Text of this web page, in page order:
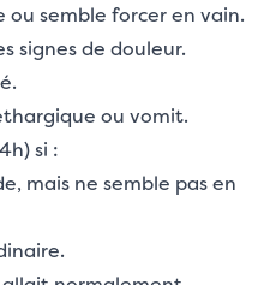
semble forcer en vain.
signes de douleur.
ou vomit.
si :
mais ne semble pas en